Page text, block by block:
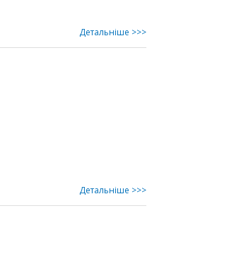
Детальнiше >>>
Детальнiше >>>